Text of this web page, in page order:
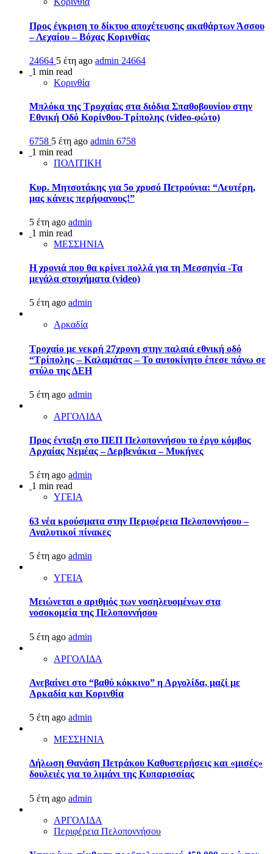
Προς έγκριση το δίκτυο αποχέτευσης ακαθάρτων Άσσου
– Λεχαίου – Βόχας Κορινθίας
24664 5 έτη ago admin 24664
1 min read
Κορινθία
Μπλόκα της Τροχαίας στα διόδια Σπαθοβουνίου στην
Εθνική Οδό Κορίνθου-Τρίπολης (video-φώτο)
6758 5 έτη ago admin 6758
1 min read
ΠΟΛΙΤΙΚΗ
Κυρ. Μητσοτάκης για 5ο χρυσό Πετρούνια: “Λευτέρη,
μας κάνεις περήφανους!”
5 έτη ago admin
1 min read
ΜΕΣΣΗΝΙΑ
Η χρονιά που θα κρίνει πολλά για τη Μεσσηνία -Τα
μεγάλα στοιχήματα (video)
5 έτη ago admin
Αρκαδία
Τροχαίο με νεκρή 27χρονη στην παλαιά εθνική οδό
“Τρίπολης – Καλαμάτας – Το αυτοκίνητο έπεσε πάνω σε
στύλο της ΔΕΗ
5 έτη ago admin
ΑΡΓΟΛΙΔΑ
Προς ένταξη στο ΠΕΠ Πελοποννήσου το έργο κόμβος
Αρχαίας Νεμέας – Δερβενάκια – Μυκήνες
5 έτη ago admin
1 min read
ΥΓΕΙΑ
63 νέα κρούσματα στην Περιφέρεια Πελοποννήσου –
Αναλυτικοί πίνακες
5 έτη ago admin
ΥΓΕΙΑ
Μειώνεται ο αριθμός των νοσηλευομένων στα
νοσοκομεία της Πελοποννήσου
5 έτη ago admin
ΑΡΓΟΛΙΔΑ
Ανεβαίνει στο “βαθύ κόκκινο” η Αργολίδα, μαζί με
Αρκαδία και Κορινθία
5 έτη ago admin
ΜΕΣΣΗΝΙΑ
Δήλωση Θανάση Πετράκου Καθυστερήσεις και «μισές»
δουλειές για το λιμάνι της Κυπαρισσίας
5 έτη ago admin
ΑΡΓΟΛΙΔΑ
Περιφέρεια Πελοποννήσου